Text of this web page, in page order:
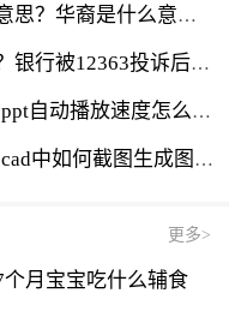
思：华侨在侨居国生下的子女
投诉后果是什么？|环球通讯
速度怎么调慢？ 世界报资讯
如何截图生成图片？
更多>
月宝宝吃什么辅食